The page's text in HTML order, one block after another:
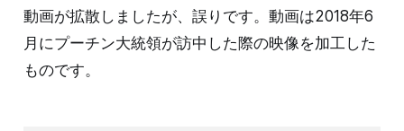
動画が拡散しましたが、誤りです。動画は2018年6
月にプーチン大統領が訪中した際の映像を加工した
ものです。